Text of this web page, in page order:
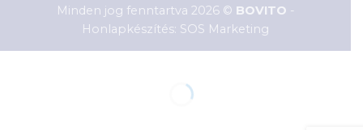
Minden jog fenntartva 2026 © BOVITO -
Honlapkészítés: SOS Marketing